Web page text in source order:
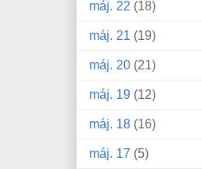
máj. 22 (18)
máj. 21 (19)
máj. 20 (21)
máj. 19 (12)
máj. 18 (16)
máj. 17 (5)